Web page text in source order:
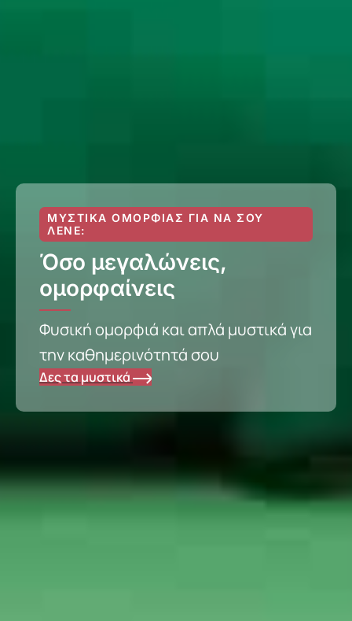
ΜΥΣΤΙΚΆ ΟΜΟΡΦΙΆΣ ΓΙΑ ΝΑ ΣΟΥ
ΛΈΝΕ:
Όσο μεγαλώνεις,
ομορφαίνεις
Φυσική ομορφιά και απλά μυστικά για
την καθημερινότητά σου
Δες τα μυστικά